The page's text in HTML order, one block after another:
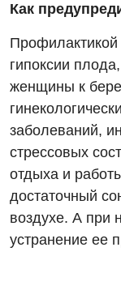
Проктология
Пульмонология
Ревматология
Терапия
Урология
Как
Профилактикой
гипоксии
женщины к
заболеваний,
стрессовых
отдыха и
достаточный
воздухе. А при
устранение ее